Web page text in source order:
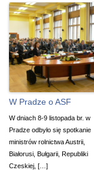
W Pradze o ASF
W dniach 8-9 listopada br. w
Pradze odbyło się spotkanie
ministrów rolnictwa Austrii,
Białorusi, Bułgarii, Republiki
Czeskiej, […]